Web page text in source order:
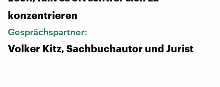
konzentrieren
Gesprächspartner:
Volker Kitz, Sachbuchautor und Jurist